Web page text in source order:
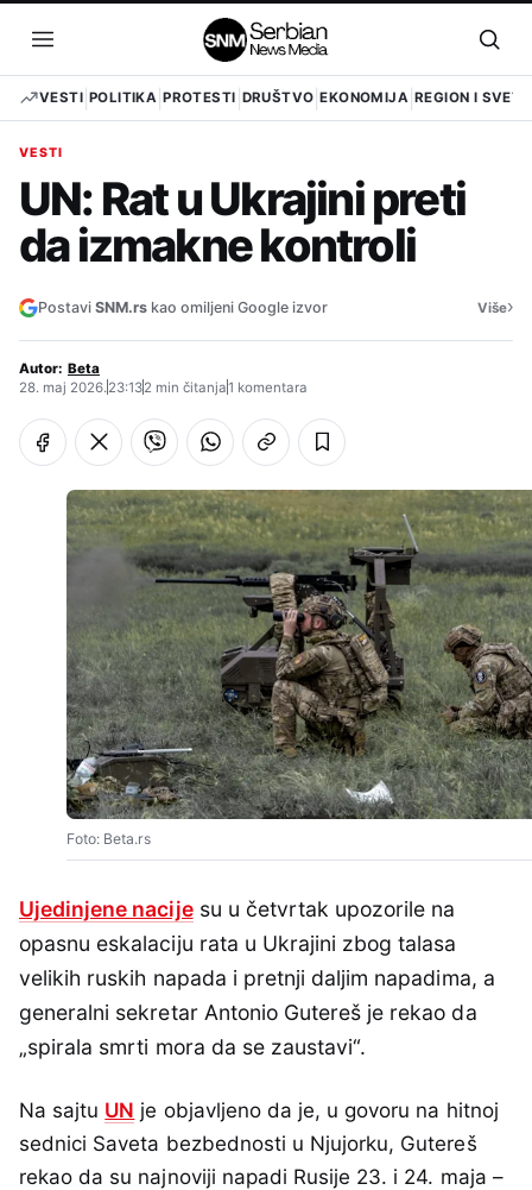
sadržaj
Otvori
meni
VESTI POLITIKA PROTESTI DRUŠTVO EKONOMIJA REGION I SVET
VESTI
UN: Rat u Ukrajini preti
da izmakne kontroli
Postavi SNM.rs kao omiljeni Google izvor Više›
Autor: Beta
28. maj 2026.23:132 min čitanja1 komentara
Foto: Beta.rs
Ujedinjene nacijesu u četvrtak upozorile na
opasnu eskalaciju rata u Ukrajini zbog talasa
velikih ruskih napada i pretnji daljim napadima, a
generalni sekretar Antonio Gutereš je rekao da
„spirala smrti mora da se zaustavi“.
Na sajtu UN je objavljeno da je, u govoru na hitnoj
sednici Saveta bezbednosti u Njujorku, Gutereš
rekao da su najnoviji napadi Rusije 23. i 24. maja –